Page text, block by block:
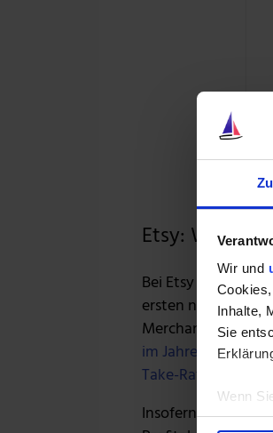
Wir und
Inhalte,
Sie
Wenn
Etsy:
Bei Etsy gibt es
ersten neun
Merchandise
im
Take-Rate bedingt
Insofern ist die